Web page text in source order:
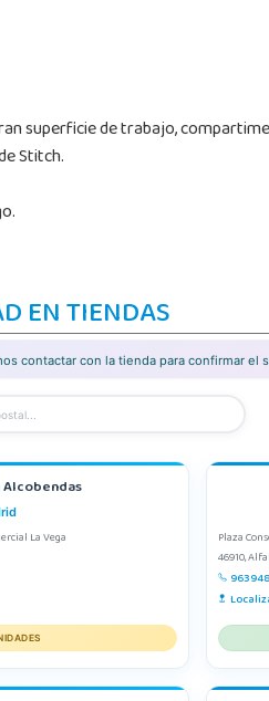
superficie de trabajo,
Stitch.
EN TIENDAS
contactar con la tienda para confirmar el
La Vega
Plaza
46910,